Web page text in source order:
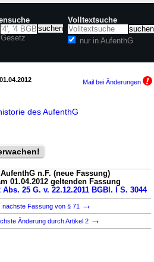
Gesetz
Volltextsuche
nur in AufenthG
Mail bei Änderungen
des AufenthG
n.F. (neue Fassung)
01.04.2012 geltenden Fassung
25 G. v. 22.12.2011 BGBl. I S. 3044
nächste Fassung von § 71
→
Änderung durch Artikel 2 →